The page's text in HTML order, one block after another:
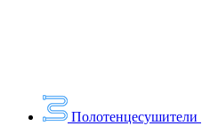
Полотенцесушители